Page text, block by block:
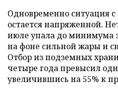
Одновременно ситуация с
остается напряженной.
июле упала до минимума
на фоне сильной жары и
Отбор из подземных
четыре года превысил
увеличившись на 55% к